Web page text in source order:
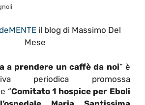
il blog di Massimo Del
Mese
a prendere un caffè da noi” è
periodica promossa
“Comitato 1 hospice per Eboli